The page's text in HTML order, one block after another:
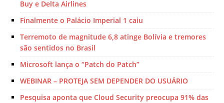
Buy e Delta Airlines
Finalmente o Palácio Imperial 1 caiu
Terremoto de magnitude 6,8 atinge Bolívia e tremores
são sentidos no Brasil
Microsoft lança o “Patch do Patch”
WEBINAR – PROTEJA SEM DEPENDER DO USUÁRIO
Pesquisa aponta que Cloud Security preocupa 91% das